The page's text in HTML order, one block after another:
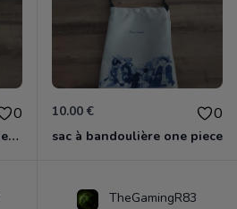
0
sac à bandoulière one piece chopper
10.00 € 0
sac à bandoulière one piece
TheGamingR83